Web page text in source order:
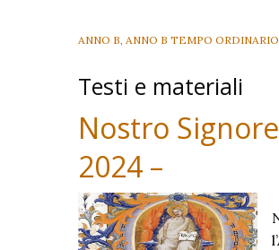
ANNO B ANNO B TEMPO ORDINARIO
Testi e materiali
Nostro
2024 –